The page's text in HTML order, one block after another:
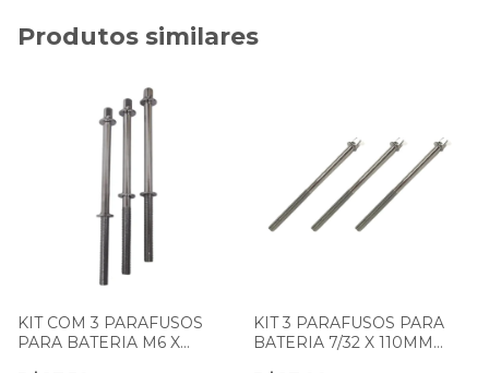
Produtos similares
KIT COM 3 PARAFUSOS
PARA BATERIA M6 X
KIT 3 PARAFUSOS PARA
BATERIA 7/32 X 110MM